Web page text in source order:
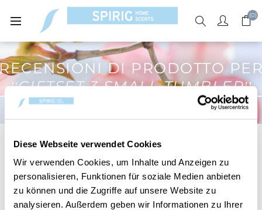
Diese Webseite verwendet Cookies
Wir verwenden Cookies, um Inhalte und Anzeigen zu
personalisieren, Funktionen für soziale Medien anbieten
zu können und die Zugriffe auf unsere Website zu
analysieren. Außerdem geben wir Informationen zu Ihrer
(0)
DI PRODOTTO
GIFTSET 3 SMALL TUMBLER
VALUTA ORA